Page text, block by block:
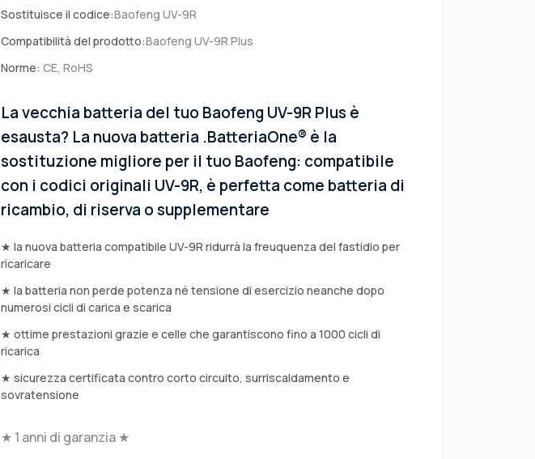
Sostituisce il codice:Baofeng UV-9R
Compatibilità del prodotto:Baofeng UV-9R Plus
Norme: CE, RoHS
La vecchia batteria del tuo Baofeng UV-9R Plus è
esausta? La nuova batteria .BatteriaOne® è la
sostituzione migliore per il tuo Baofeng: compatibile
con i codici originali UV-9R, è perfetta come batteria di
ricambio, di riserva o supplementare
★ la nuova batteria compatibile UV-9R ridurrà la freuquenza del fastidio per
ricaricare
★ la batteria non perde potenza né tensione di esercizio neanche dopo
numerosi cicli di carica e scarica
★ ottime prestazioni grazie e celle che garantiscono fino a 1000 cicli di
ricarica
★ sicurezza certificata contro corto circuito, surriscaldamento e
sovratensione
★ 1 anni di garanzia ★